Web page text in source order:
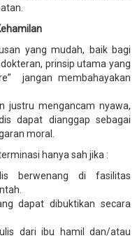
yang mudah, baik bagi
prinsip utama yang
jangan membahayakan
justru mengancam nyawa,
dapat dianggap sebagai
moral.
hanya sah jika :
berwenang di fasilitas
dapat dibuktikan secara
dari ibu hamil dan/atau